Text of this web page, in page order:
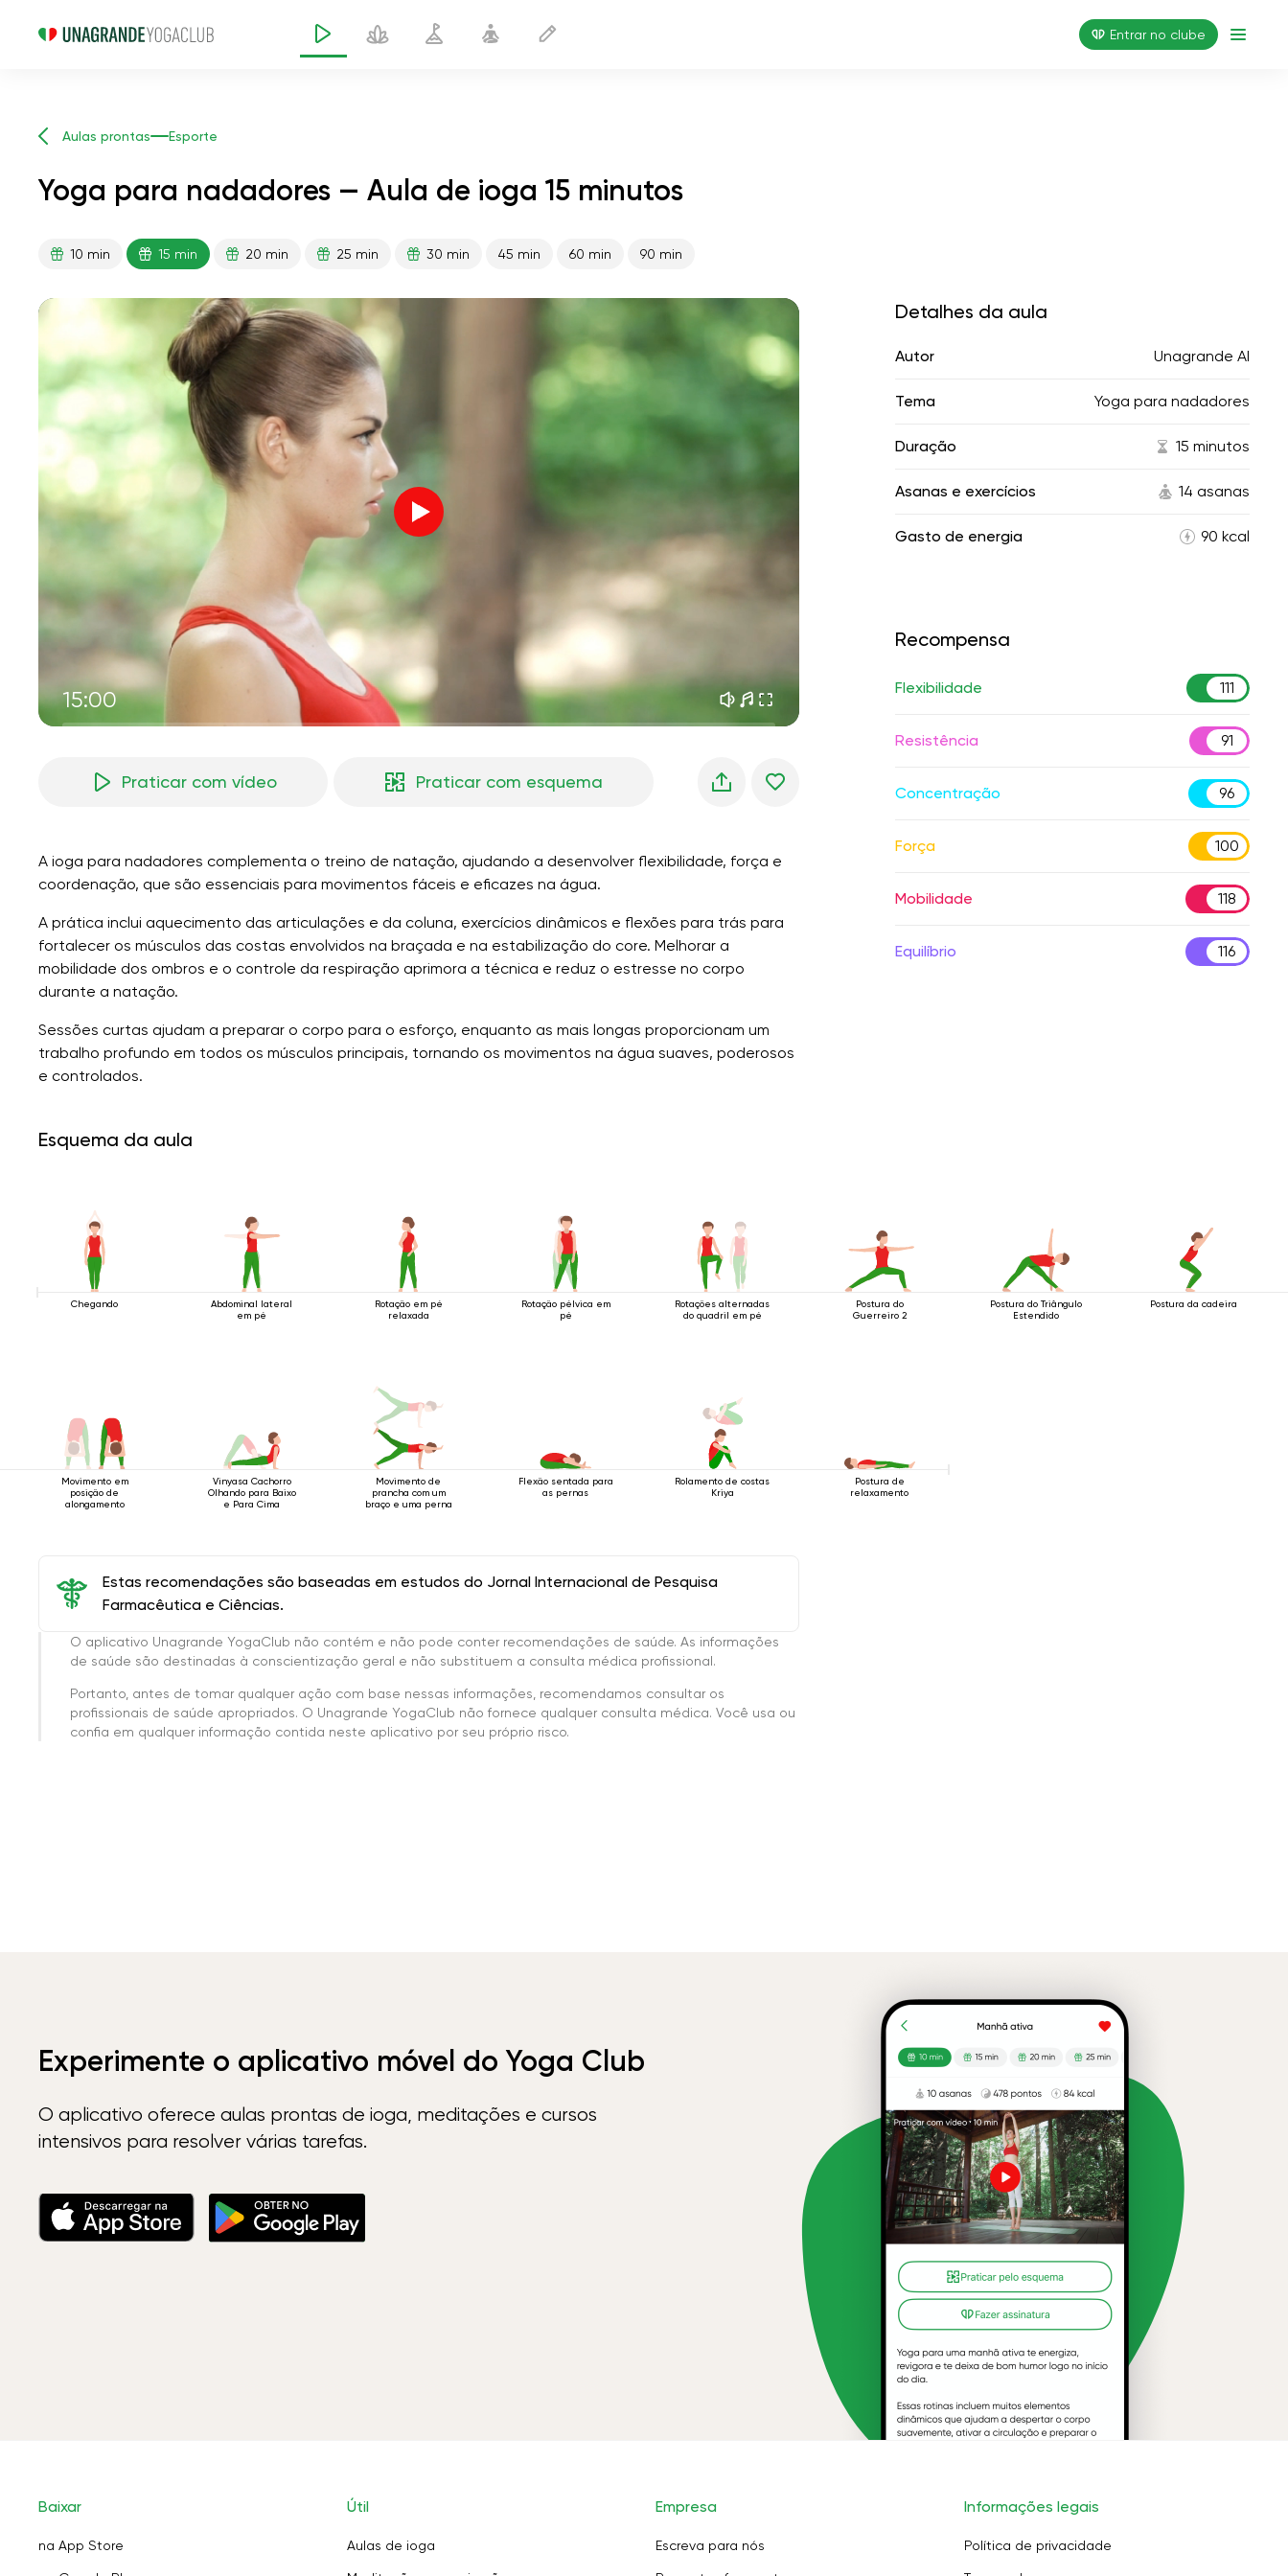
Entrar no clube
Aulas prontas Esporte
Yoga para nadadores — Aula de ioga 15 minutos
10 min 15 min 20 min 25 min 30 min 45 min 60 min 90 min
15:00
Música 02:00
silêncio da montanha
a voz do vento
floresta da primavera 02:00
Praticar com vídeo Praticar com esquema
A ioga para nadadores complementa o treino de natação, ajudando a desenvolver flexibilidade, força e
coordenação, que são essenciais para movimentos fáceis e eficazes na água.
A prática inclui aquecimento das articulações e da coluna, exercícios dinâmicos e flexões para trás para
fortalecer os músculos das costas envolvidos na braçada e na estabilização do core. Melhorar a
mobilidade dos ombros e o controle da respiração aprimora a técnica e reduz o estresse no corpo
durante a natação.
Sessões curtas ajudam a preparar o corpo para o esforço, enquanto as mais longas proporcionam um
trabalho profundo em todos os músculos principais, tornando os movimentos na água suaves, poderosos
e controlados.
Detalhes da aula
Autor Unagrande AI
Tema Yoga para nadadores
Duração 15 minutos
Asanas e exercícios 14 asanas
Gasto de energia 90 kcal
Recompensa
Flexibilidade 111
Resistência 91
Concentração 96
Força 100
Mobilidade 118
Equilíbrio 116
Esquema da aula
Chegando
Abdominal lateral
em pé
Rotação em pé
relaxada
Rotação pélvica em
pé
Rotações alternadas
do quadril em pé
Postura do
Guerreiro 2
Postura do Triângulo
Estendido
Postura da cadeira
Movimento em
posição de
alongamento
Vinyasa Cachorro
Olhando para Baixo
e Para Cima
Movimento de
prancha com um
braço e uma perna
Flexão sentada para
as pernas
Rolamento de costas
Kriya
Postura de
relaxamento
Estas recomendações são baseadas em estudos do Jornal Internacional de Pesquisa
Farmacêutica e Ciências.
O aplicativo Unagrande YogaClub não contém e não pode conter recomendações de saúde. As informações
de saúde são destinadas à conscientização geral e não substituem a consulta médica profissional.
Portanto, antes de tomar qualquer ação com base nessas informações, recomendamos consultar os
profissionais de saúde apropriados. O Unagrande YogaClub não fornece qualquer consulta médica. Você usa ou
confia em qualquer informação contida neste aplicativo por seu próprio risco.
Experimente o aplicativo móvel do Yoga Club
O aplicativo oferece aulas prontas de ioga, meditações e cursos
intensivos para resolver várias tarefas.
Baixar
na App Store
Útil
Aulas de ioga
Empresa
Escreva para nós
Informações legais
Política de privacidade